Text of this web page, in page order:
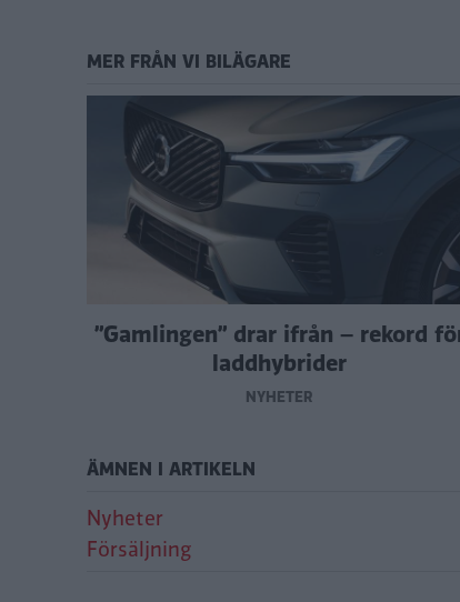
MER FRÅN VI BILÄGARE
”Gamlingen” drar ifrån – rekord
laddhybrider
NYHETER
ÄMNEN I ARTIKELN
Nyheter
Försäljning